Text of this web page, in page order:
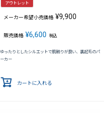
アウトレット
メーカー希望小売価格 ¥9,900
販売価格 ¥6,600 税込
ゆったりとしたシルエットで肌触りが良い、裏起毛のパ
ーカー
カートに入れる